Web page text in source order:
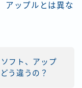
アップルとは異な
フト、アップ
う違うの？